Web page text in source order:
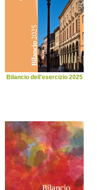
Bilancio dell'esercizio 2025